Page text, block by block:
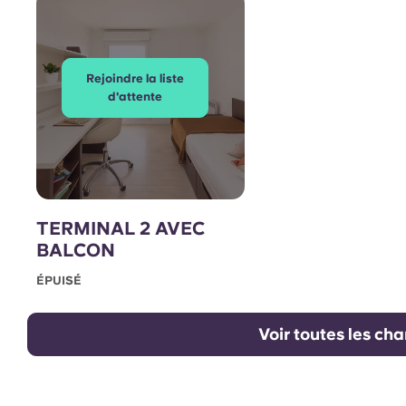
Rejoindre la liste
d'attente
TERMINAL 2 AVEC
BALCON
ÉPUISÉ
Voir toutes les